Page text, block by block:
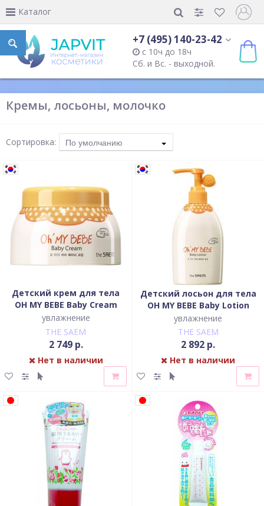
Каталог
+7 (495) 140-23-42
с 10ч до 18ч
Сб. и Вс. - выходной.
Кремы, лосьоны, молочко
Сортировка: По умолчанию
Детский крем для тела
OH MY BEBE Baby Cream
увлажнение
THE SAEM
2 749 р.
Нет в наличии
Детский лосьон для тела
OH MY BEBE Baby Lotion
увлажнение
THE SAEM
2 892 р.
Нет в наличии